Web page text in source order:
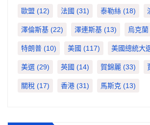
歐盟 (12) 法國 (31) 泰勒絲 (18)
澤倫斯基 (22) 澤連斯基 (13) 烏克蘭
特朗普 (10) 美國 (117) 美國總統大
美選 (29) 英國 (14) 賀錦麗 (33)
關稅 (17) 香港 (31) 馬斯克 (13)